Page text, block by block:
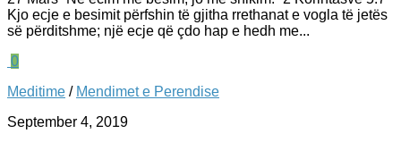
Kjo ecje e besimit përfshin të gjitha rrethanat e vogla të jetës
së përditshme; një ecje që çdo hap e hedh me...
0
Meditime / Mendimet e Perendise
September 4, 2019